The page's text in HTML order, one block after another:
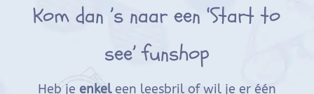
Kom dan ’s naar een ‘Start to
see’ funshop
Heb je enkeleen leesbril of wil je er één